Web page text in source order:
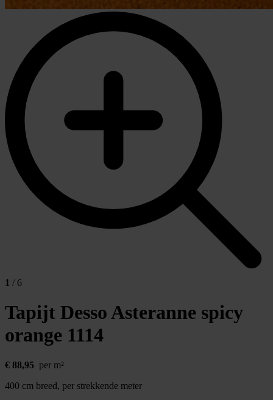
1 / 6
Tapijt Desso Asteranne spicy
orange 1114
€ 88,95 per m²
400 cm breed, per strekkende meter